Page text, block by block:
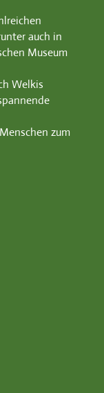
auch in
Museum
Welkis
zum